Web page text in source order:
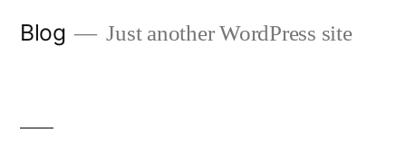
Blog Just another WordPress site